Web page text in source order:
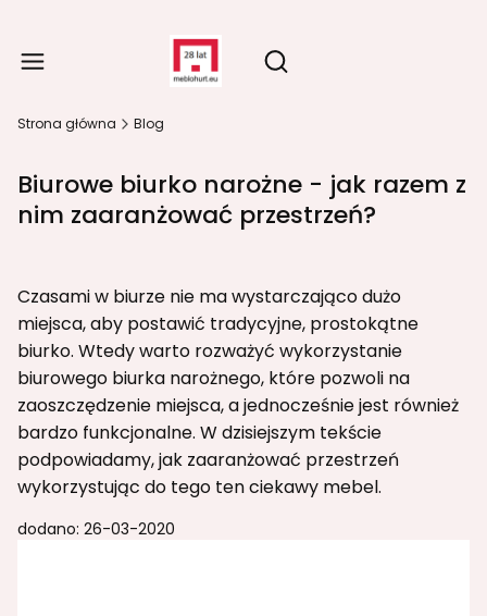
Otwórz wyszukiwarkę
Strona główna Blog
Biurowe biurko narożne - jak razem z
nim zaaranżować przestrzeń?
Czasami w biurze nie ma wystarczająco dużo
miejsca, aby postawić tradycyjne, prostokątne
biurko. Wtedy warto rozważyć wykorzystanie
biurowego biurka narożnego, które pozwoli na
zaoszczędzenie miejsca, a jednocześnie jest również
bardzo funkcjonalne. W dzisiejszym tekście
podpowiadamy, jak zaaranżować przestrzeń
wykorzystując do tego ten ciekawy mebel.
dodano: 26-03-2020